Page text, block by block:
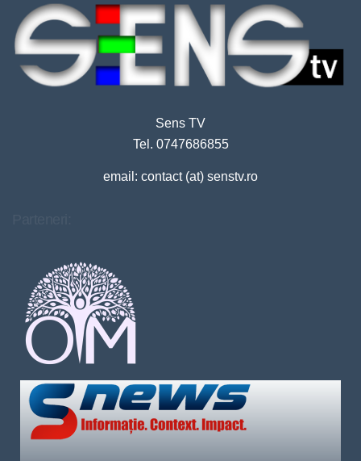
Sens TV
Tel. 0747686855
email: contact (at) senstv.ro